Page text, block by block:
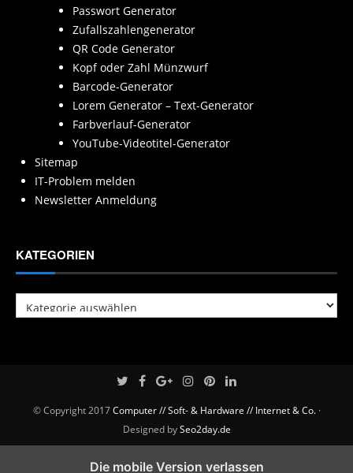
Passwort Generator
Zufallszahlengenerator
QR Code Generator
Kopf oder Zahl Münzwurf
Barcode-Generator
Lorem Generator – Text-Generator
Farbverlauf-Generator
YouTube-Videotitel-Generator
Sitemap
IT-Problem melden
Newsletter Anmeldung
KATEGORIEN
Kategorien
© Copyright 2017Computer // Soft- & Hardware // Internet & Co.·
Designed bySeo2day.de
Die mobile Version verlassen